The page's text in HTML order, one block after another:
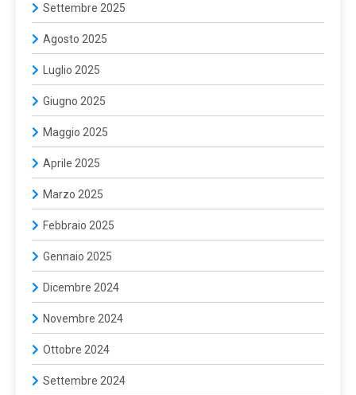
Settembre 2025
Agosto 2025
Luglio 2025
Giugno 2025
Maggio 2025
Aprile 2025
Marzo 2025
Febbraio 2025
Gennaio 2025
Dicembre 2024
Novembre 2024
Ottobre 2024
Settembre 2024